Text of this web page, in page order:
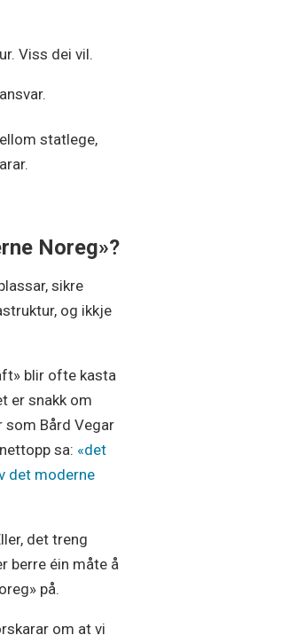
Viss dei vil.
statlege,
Noreg»?
sikre
og ikkje
blir ofte kasta
er snakk om
som Bård Vegar
sa: «det
det moderne
det treng
berre éin måte å
på.
om at vi